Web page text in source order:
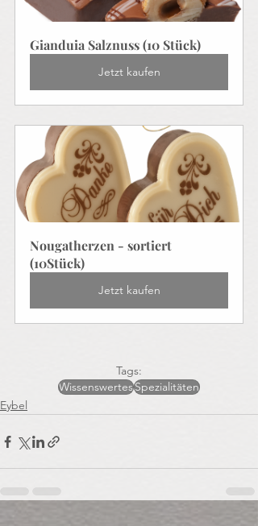
Gianduia Salznuss (10 Stück)
Jetzt kaufen
Nougatherzen - sortiert
(10Stück)
Jetzt kaufen
Tags:
WissenswertesSpezialitäten
Eybel